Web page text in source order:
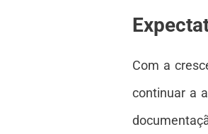
Com a
continuar a